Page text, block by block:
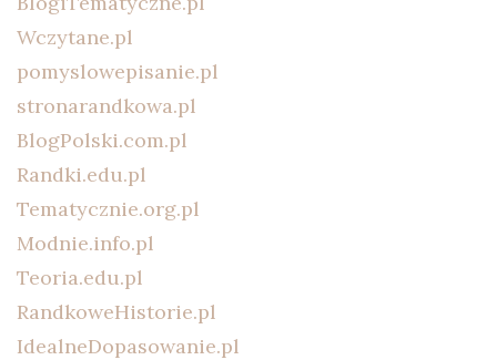
Wczytane.pl
pomyslowepisanie.pl
stronarandkowa.pl
BlogPolski.com.pl
Randki.edu.pl
Tematycznie.org.pl
Modnie.info.pl
Teoria.edu.pl
RandkoweHistorie.pl
IdealneDopasowanie.pl